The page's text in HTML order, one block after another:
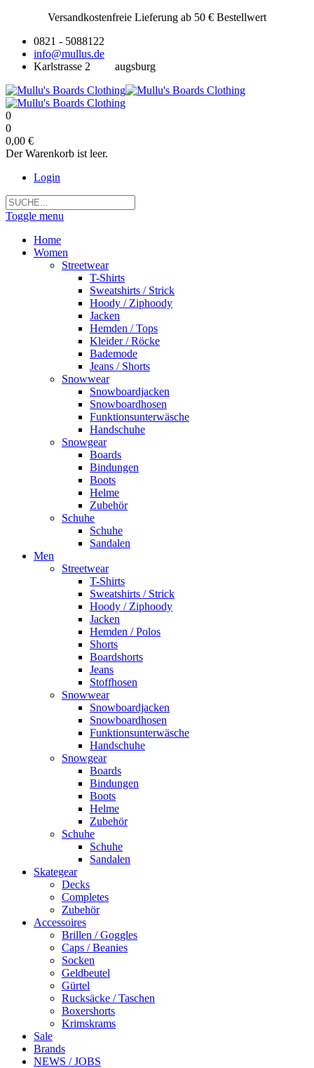
Versandkostenfreie Lieferung ab 50 € Bestellwert
0821 - 5088122
info@mullus.de
Karlstrasse 2
augsburg
0
0
0,00 €
Der Warenkorb ist leer.
Login
Toggle menu
Home
Women
Streetwear
T-Shirts
Sweatshirts / Strick
Hoody / Ziphoody
Jacken
Hemden / Tops
Kleider / Röcke
Bademode
Jeans / Shorts
Snowwear
Snowboardjacken
Snowboardhosen
Funktionsunterwäsche
Handschuhe
Snowgear
Boards
Bindungen
Boots
Helme
Zubehör
Schuhe
Schuhe
Sandalen
Men
Streetwear
T-Shirts
Sweatshirts / Strick
Hoody / Ziphoody
Jacken
Hemden / Polos
Shorts
Boardshorts
Jeans
Stoffhosen
Snowwear
Snowboardjacken
Snowboardhosen
Funktionsunterwäsche
Handschuhe
Snowgear
Boards
Bindungen
Boots
Helme
Zubehör
Schuhe
Schuhe
Sandalen
Skategear
Decks
Completes
Zubehör
Accessoires
Brillen / Goggles
Caps / Beanies
Socken
Geldbeutel
Gürtel
Rucksäcke / Taschen
Boxershorts
Krimskrams
Sale
Brands
NEWS / JOBS